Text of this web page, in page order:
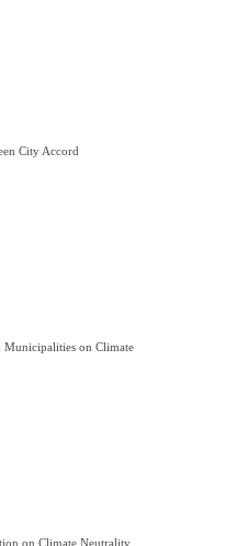
City Accord
Municipalities on Climate
on Climate Neutrality